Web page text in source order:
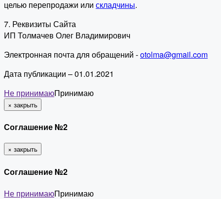
целью перепродажи или складчины.
7. Реквизиты Сайта
ИП Толмачев Олег Владимирович
Электронная почта для обращений -otolma@gmail.com
Дата публикации – 01.01.2021
Не принимаюПринимаю
× закрыть
Соглашение №2
× закрыть
Соглашение №2
Не принимаюПринимаю